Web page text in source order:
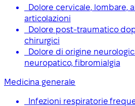
Dolore cervicale, lombare,
articolazioni
Dolore post-traumatico
chirurgici
Dolore di origine
neuropatico, fibromialgia
Medicina generale
Infezioni respiratorie